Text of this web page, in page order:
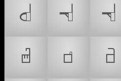
𝠃
𝠄 𝠅
𝠈
𝠉 𝠊